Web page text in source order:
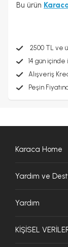
Bu ürün
2500 TL ve
14 gün içinde
Alışveriş
Peşin
Karaca Home
Yardım ve
Yardım
KİŞİSEL